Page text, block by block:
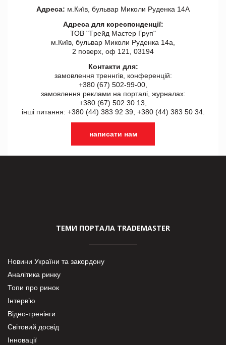
Адреса: м.Київ, бульвар Миколи Руденка 14А
Адреса для кореспонденції:
ТОВ "Tрейд Мастер Груп"
м.Київ, бульвар Миколи Руденка 14а,
2 поверх, оф 121, 03194
Контакти для:
замовлення треннгів, конференцій:
+380 (67) 502-99-00,
замовлення реклами на порталі, журналах:
+380 (67) 502 30 13,
інші питання: +380 (44) 383 92 39, +380 (44) 383 50 34.
написати нам
ТЕМИ ПОРТАЛА TRADEMASTER
Новини України та закордону
Аналітика ринку
Топи про ринок
Інтерв’ю
Відео-тренінги
Світовий досвід
Інновації